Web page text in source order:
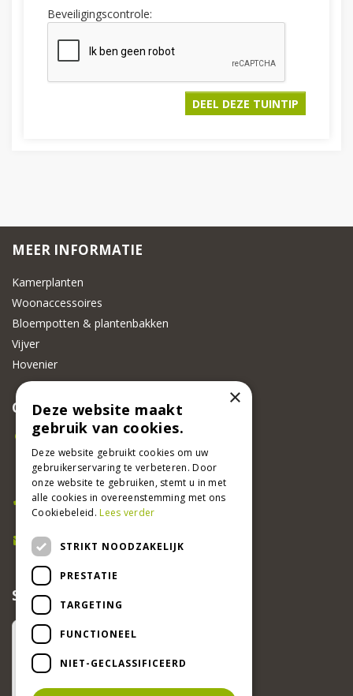
Beveiligingscontrole:
MEER INFORMATIE
Kamerplanten
Woonaccessoires
Bloempotten & plantenbakken
Vijver
Hovenier
CONTACT
Beeker Tuincentrum
Adsteeg 31
6191 PW Beek
Bel ons
046 437 2881
E-mail
info@beekertuincentrum.nl
SCHRIJF EEN RECENSIE EN WIN!
×
Deze website maakt
gebruik van cookies.
Deze website gebruikt cookies om uw
gebruikerservaring te verbeteren. Door
onze website te gebruiken, stemt u in met
alle cookies in overeenstemming met ons
Cookiebeleid.Lees verder
STRIKT NOODZAKELIJK
PRESTATIE
TARGETING
FUNCTIONEEL
NIET-GECLASSIFICEERD